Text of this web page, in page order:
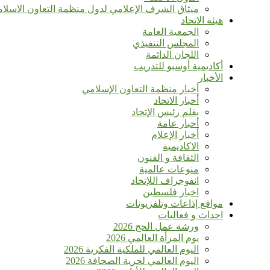
ميثاق الشرف الإعلامي لدول منظمة التعاون
هيئة الاتحاد
الجمعية العامة
المجلس التنفيذي
اللجان الدائمة
أكاديمية أوسبو للتدريب
الأخبار
أخبار منظمة التعاون الإسلامي
أخبار الاتحاد
بقلم رئيس الإتحاد
أخبار عامة
أخبار الإعلام
الاكاديمية
الثقافة و الفنون
منوعات عالمية
انفوجراف اللإتحاد
اخبار فلسطين
مواقع إذاعات وتلفزيونات
احداث و فعاليات
ورشة عمل الحج 2026
يوم المرأة العالمي 2026
اليوم العالمي للملكية الفكرية 2026
اليوم العالمي لحرية الصحافة 2026